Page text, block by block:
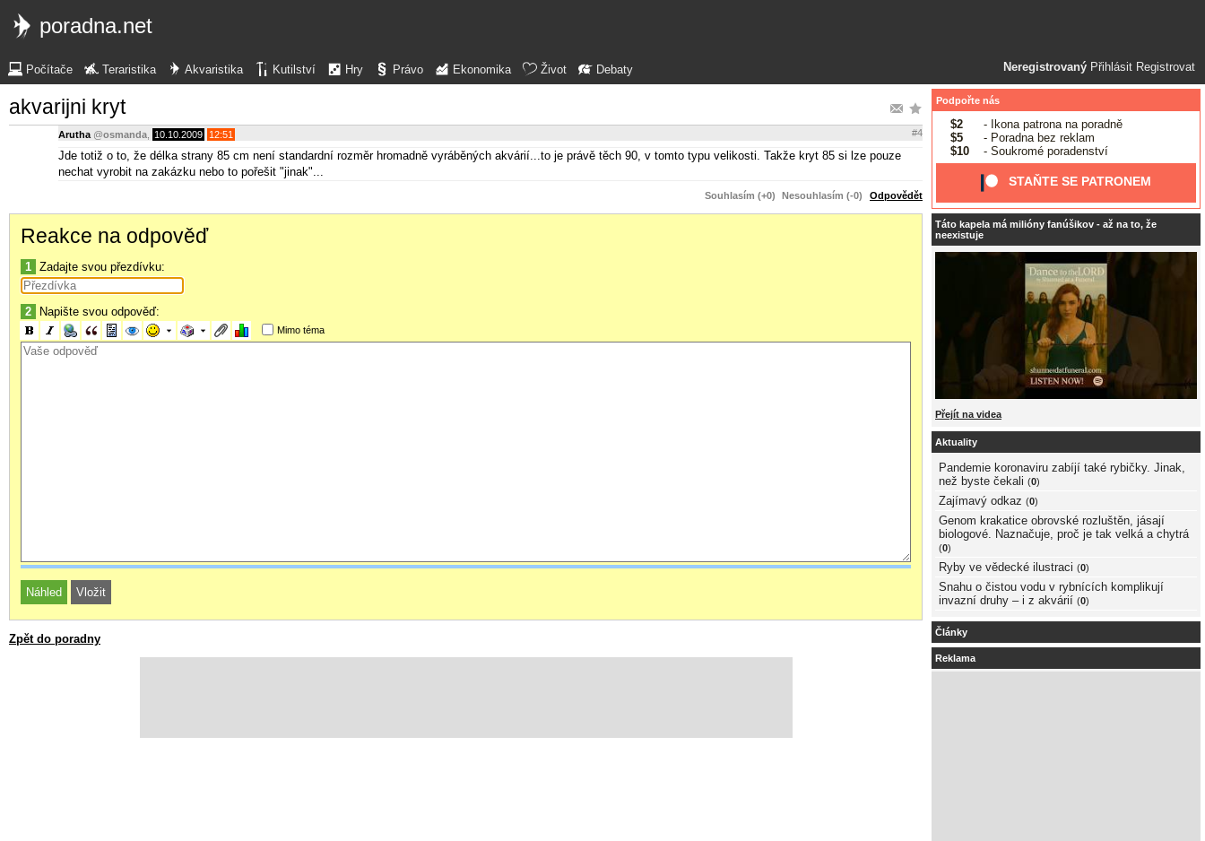
poradna.net
Neregistrovaný Přihlásit Registrovat
Počítače Teraristika Akvaristika Kutilství Hry Právo Ekonomika Život Debaty
akvarijni kryt
Arutha @osmanda 10.10.2009 12:51 #4
Jde totiž o to, že délka strany 85 cm není standardní rozměr hromadně vyráběných akvárií...to je právě těch 90, v tomto typu velikosti. Takže kryt 85 si lze pouze
nechat vyrobit na zakázku nebo to pořešit "jinak"...
Souhlasím (+0) Nesouhlasím (-0) Odpovědět
Reakce na odpověď
1 Zadajte svou přezdívku:
2 Napište svou odpověď:
Mimo téma
Zpět do poradny
Podpořte nás
$2
- Ikona patrona na poradně
$5
- Poradna bez reklam
$10
- Soukromé poradenství
STAŇTE SE PATRONEM
Táto kapela má milióny fanúšikov - až na to, že
neexistuje
Přejít na videa
Aktuality
Pandemie koronaviru zabíjí také rybičky. Jinak,
než byste čekali (0)
Zajímavý odkaz (0)
Genom krakatice obrovské rozluštěn, jásají
biologové. Naznačuje, proč je tak velká a chytrá
(0)
Ryby ve vědecké ilustraci (0)
Snahu o čistou vodu v rybnících komplikují
invazní druhy – i z akvárií (0)
Články
Reklama